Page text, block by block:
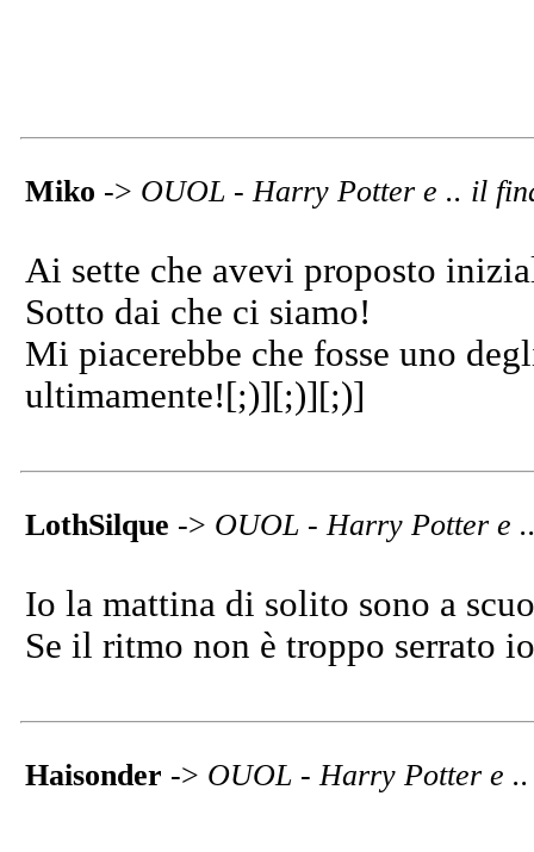
Miko -> OUOL - Harry Potter e .. il
Ai sette che avevi proposto
Sotto dai che ci siamo!
Mi piacerebbe che fosse uno
ultimamente![;)][;)][;)]
LothSilque -> OUOL - Harry Potter e
Io la mattina di solito sono a
Se il ritmo non è troppo serrato
Haisonder -> OUOL - Harry Potter e